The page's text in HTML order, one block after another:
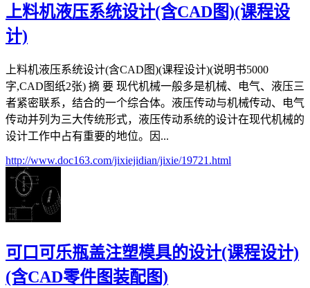
上料机液压系统设计(含CAD图)(课程设
计)
上料机液压系统设计(含CAD图)(课程设计)(说明书5000
字,CAD图纸2张) 摘 要 现代机械一般多是机械、电气、液压三
者紧密联系，结合的一个综合体。液压传动与机械传动、电气
传动并列为三大传统形式，液压传动系统的设计在现代机械的
设计工作中占有重要的地位。因...
http://www.doc163.com/jixiejidian/jixie/19721.html
可口可乐瓶盖注塑模具的设计(课程设计)
(含CAD零件图装配图)